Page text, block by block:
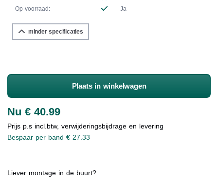
Op voorraad:
Ja
minder specificaties
Plaats in winkelwagen
Nu € 40.99
Prijs p.s incl.btw, verwijderingsbijdrage en levering
Bespaar per band € 27.33
Liever montage in de buurt?